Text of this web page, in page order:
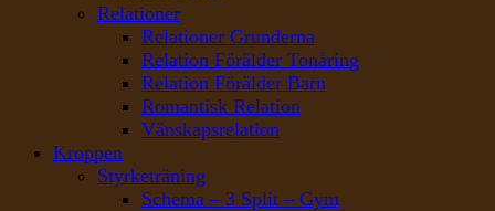
Relationer
Relationer Grunderna
Relation Förälder Tonåring
Relation Förälder Barn
Romantisk Relation
Vänskapsrelation
Kroppen
Styrketräning
Schema – 3 Split – Gym